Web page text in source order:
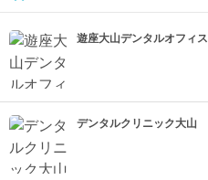
遊座大山デンタルオフィス
デンタルクリニック大山